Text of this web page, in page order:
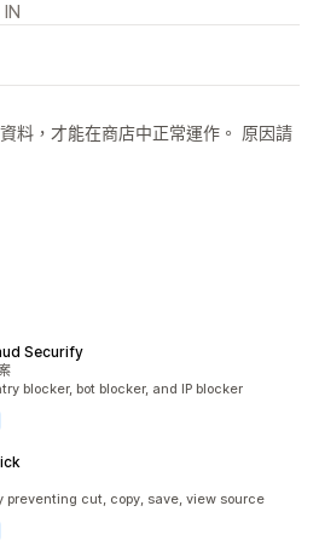
料，才能在商店中正常運作。 原因請
Securify
blocker, bot blocker, and IP blocker
preventing cut, copy, save, view source